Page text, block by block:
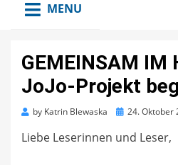
MENU
GEMEINSAM IM
JoJo-Projekt
by Katrin Blewaska
Posted
24. Oktober
Liebe Leserinnen und Leser,